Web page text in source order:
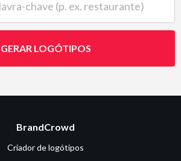
GERAR LOGÓTIPOS
BrandCrowd
Criador de logótipos